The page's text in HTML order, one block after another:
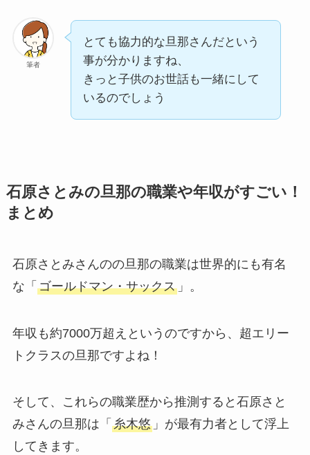
筆者
とても協力的な旦那さんだという
事が分かりますね、
きっと子供のお世話も一緒にして
いるのでしょう
石原さとみの旦那の職業や年収がすごい！
まとめ
石原さとみさんのの旦那の職業は世界的にも有名
な「 ゴールドマン・サックス」。
年収も約7000万超えというのですから、超エリー
トクラスの旦那ですよね！
そして、これらの職業歴から推測すると石原さと
みさんの旦那は「 糸木悠」が最有力者として浮上
してきます。